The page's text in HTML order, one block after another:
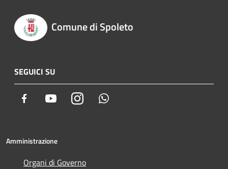
Comune di Spoleto
SEGUICI SU
Facebook YoutubeInstagram
Amministrazione
Organi di Governo